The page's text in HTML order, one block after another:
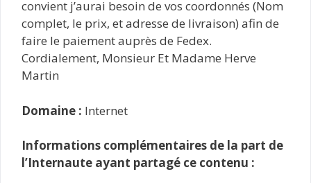
convient j’aurai besoin de vos coordonnés (Nom
complet, le prix, et adresse de livraison) afin de
faire le paiement auprès de Fedex.
Cordialement, Monsieur Et Madame Herve
Martin
Domaine : Internet
Informations complémentaires de la part de
l’Internaute ayant partagé ce contenu :